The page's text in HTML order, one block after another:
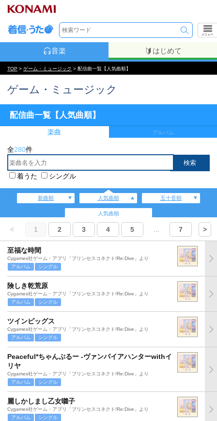
メニュー
音楽 はじめて
TOP > ゲーム・ミュージック > 配信曲一覧【人気曲順】
ゲーム・ミュージック
配信曲一覧【人気曲順】
楽曲 アルバム
全280件
着うた シングル
新曲順 人気曲順 五十音順
人気曲順
< 1 2 3 4 5 ... 7 >
至福な時間
Cygames社ゲーム・アプリ「プリンセスコネクト!Re:Dive」より
アルバム
シングル
険しき乾荒原
Cygames社ゲーム・アプリ「プリンセスコネクト!Re:Dive」より
アルバム
シングル
ツインピッグス
Cygames社ゲーム・アプリ「プリンセスコネクト!Re:Dive」より
アルバム
シングル
Peaceful*ちゃんぷるー -ヴァンパイアハンターwithイ
リヤ
Cygames社ゲーム・アプリ「プリンセスコネクト!Re:Dive」より
アルバム
シングル
麗しかしまし乙女囃子
Cygames社ゲーム・アプリ「プリンセスコネクト!Re:Dive」より
アルバム
シングル